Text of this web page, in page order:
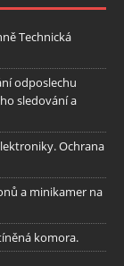
Technická
odposlechu
sledování a
Ochrana
a minikamer na
komora.